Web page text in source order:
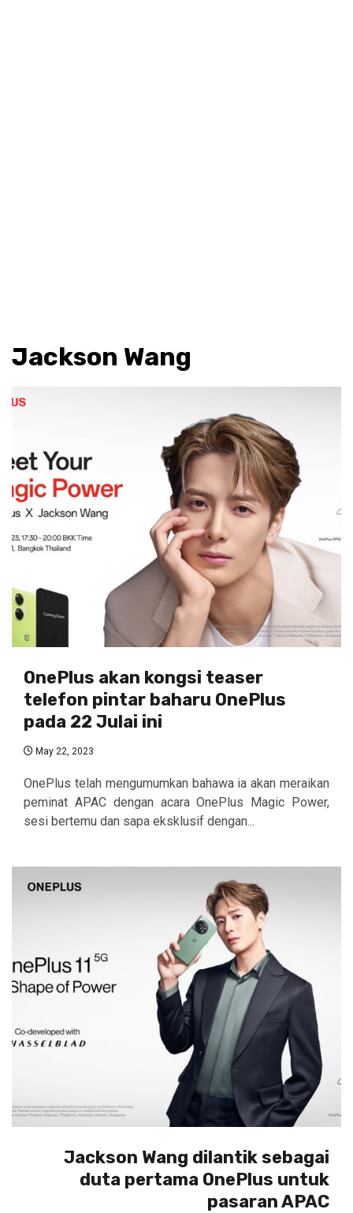
Jackson Wang
OnePlus akan kongsi teaser
telefon pintar baharu OnePlus
pada 22 Julai ini
May 22, 2023
OnePlus telah mengumumkan bahawa ia akan meraikan
peminat APAC dengan acara OnePlus Magic Power,
sesi bertemu dan sapa eksklusif dengan...
Jackson Wang dilantik sebagai
duta pertama OnePlus untuk
pasaran APAC